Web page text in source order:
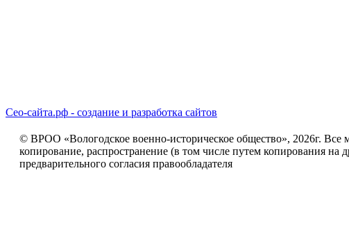
Сео-сайта.рф - создание и разработка сайтов
© ВРОО «Вологодское военно-историческое общество», 2026г. Все
копирование, распространение (в том числе путем копирования
предварительного согласия правообладателя